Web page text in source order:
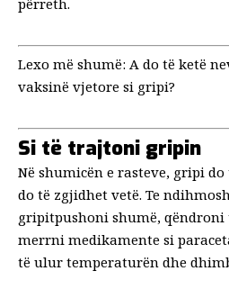
përreth.
Lexo më shumë: A do të ketë
vaksinë vjetore si gripi?
Si të trajtoni gripin
Në shumicën e rasteve, gripi
do të zgjidhet vetë. Te
gripitpushoni shumë,
merrni medikamente si
të ulur temperaturën dhe